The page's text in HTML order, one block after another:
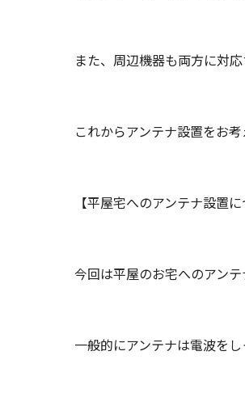
また、周辺機器も両方に対
これからアンテナ設置をお
【平屋宅へのアンテナ設置に
今回は平屋のお宅へのアン
一般的にアンテナは電波を